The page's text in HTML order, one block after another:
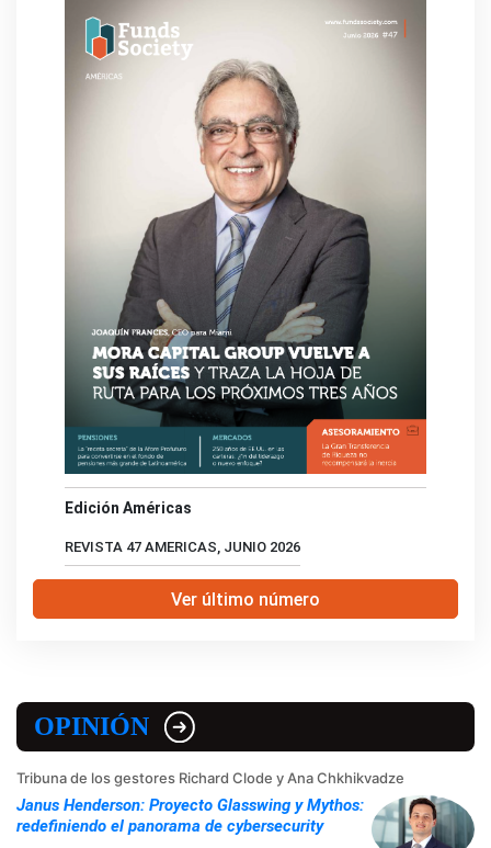
Edición Américas
REVISTA 47 AMERICAS, JUNIO 2026
Ver último número
OPINIÓN
Tribuna de los gestores Richard Clode y Ana Chkhikvadze
Janus Henderson: Proyecto Glasswing y Mythos:
redefiniendo el panorama de cybersecurity